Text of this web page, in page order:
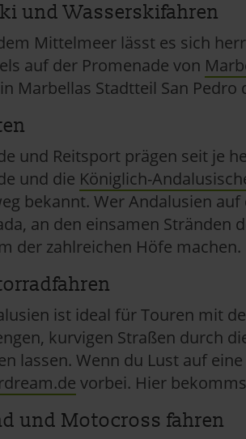
und Wasserskifahren
Mittelmeer lässt es sich
auf der Promenade von
Marbellas Stadtteil San Pedro
und Reitsport prägen seit je
und die Königlich-
bekannt. Wer Andalusien
an den einsamen Stränden
der zahlreichen Höfe machen.
ist ideal für Touren mit
kurvigen Straßen durch
lassen. Wenn du Lust auf
vorbei. Hier
und Motocross fahren